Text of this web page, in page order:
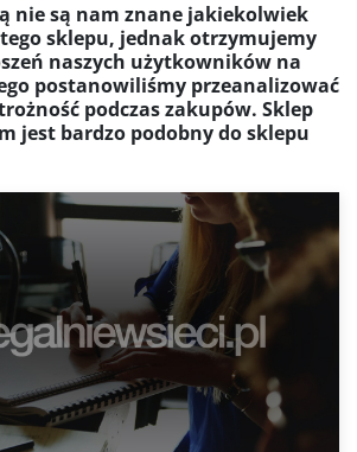
nie są nam znane jakiekolwiek
sklepu, jednak otrzymujemy
naszych użytkowników na
postanowiliśmy przeanalizować
podczas zakupów. Sklep
jest bardzo podobny do sklepu